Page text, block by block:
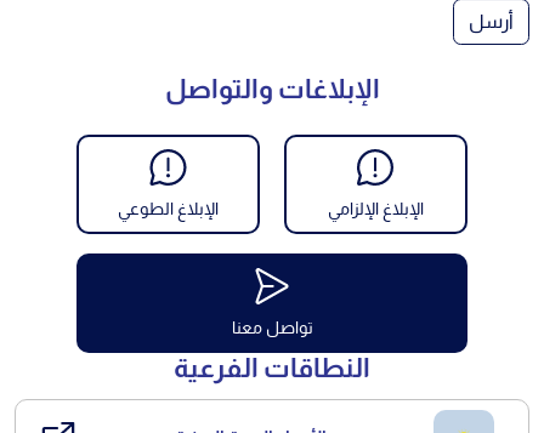
أرسل
الإبلاغات والتواصل
الإبلاغ الإلزامي الإبلاغ الطوعي
تواصل معنا
النطاقات الفرعية